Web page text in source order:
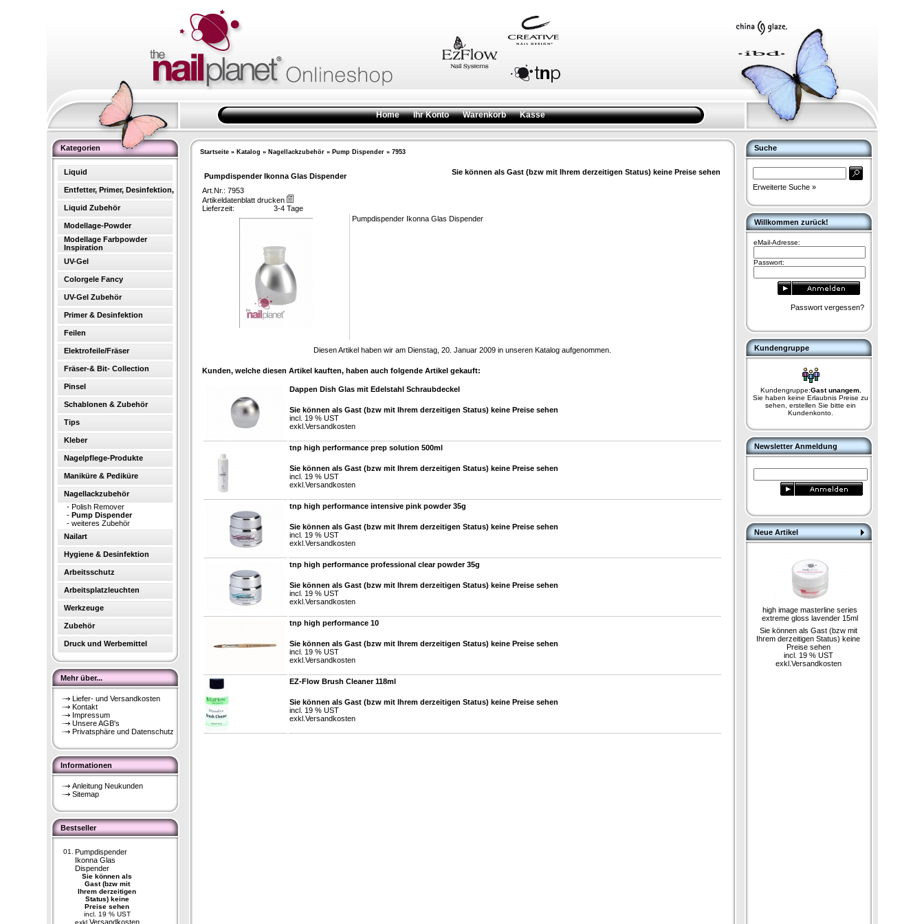
Home Ihr Konto Warenkorb Kasse
Kategorien
Liquid
Entfetter, Primer, Desinfektion,
Liquid Zubehör
Modellage-Powder
Modellage Farbpowder
Inspiration
UV-Gel
Colorgele Fancy
UV-Gel Zubehör
Primer & Desinfektion
Feilen
Elektrofeile/Fräser
Fräser-& Bit- Collection
Pinsel
Schablonen & Zubehör
Tips
Kleber
Nagelpflege-Produkte
Maniküre & Pediküre
Nagellackzubehör
- Polish Remover
- Pump Dispender
- weiteres Zubehör
Nailart
Hygiene & Desinfektion
Arbeitsschutz
Arbeitsplatzleuchten
Werkzeuge
Zubehör
Druck und Werbemittel
Mehr über...
Liefer- und Versandkosten
Kontakt
Impressum
Unsere AGB's
Privatsphäre und Datenschutz
Informationen
Anleitung Neukunden
Sitemap
Bestseller
01.
Pumpdispender
Ikonna Glas
Dispender
Sie können als
Gast (bzw mit
Ihrem derzeitigen
Status) keine
Preise sehen
incl. 19 % UST
exkl. Versandkosten
Startseite» Katalog » Nagellackzubehör» Pump Dispender» 7953
Pumpdispender Ikonna Glas Dispender Sie können als Gast (bzw mit Ihrem derzeitigen Status) keine Preise sehen
Art.Nr.: 7953
Artikeldatenblatt drucken
Lieferzeit:
3-4 Tage
Pumpdispender Ikonna Glas Dispender
Diesen Artikel haben wir am Dienstag, 20. Januar 2009 in unseren Katalog aufgenommen.
Kunden, welche diesen Artikel kauften, haben auch folgende Artikel gekauft:
Dappen Dish Glas mit Edelstahl Schraubdeckel
Sie können als Gast (bzw mit Ihrem derzeitigen Status) keine Preise sehen
incl. 19 % UST
exkl. Versandkosten
tnp high performance prep solution 500ml
Sie können als Gast (bzw mit Ihrem derzeitigen Status) keine Preise sehen
incl. 19 % UST
exkl. Versandkosten
tnp high performance intensive pink powder 35g
Sie können als Gast (bzw mit Ihrem derzeitigen Status) keine Preise sehen
incl. 19 % UST
exkl. Versandkosten
tnp high performance professional clear powder 35g
Sie können als Gast (bzw mit Ihrem derzeitigen Status) keine Preise sehen
incl. 19 % UST
exkl. Versandkosten
tnp high performance 10
Sie können als Gast (bzw mit Ihrem derzeitigen Status) keine Preise sehen
incl. 19 % UST
exkl. Versandkosten
EZ-Flow Brush Cleaner 118ml
Sie können als Gast (bzw mit Ihrem derzeitigen Status) keine Preise sehen
incl. 19 % UST
exkl. Versandkosten
Suche
Erweiterte Suche »
Willkommen zurück!
eMail-Adresse:
Passwort:
Passwort vergessen?
Kundengruppe
Kundengruppe:Gast unangem.
Sie haben keine Erlaubnis Preise zu
sehen, erstellen Sie bitte ein
Kundenkonto.
Newsletter Anmeldung
Neue Artikel
high image masterline series
extreme gloss lavender 15ml
Sie können als Gast (bzw mit
Ihrem derzeitigen Status) keine
Preise sehen
incl. 19 % UST
exkl. Versandkosten